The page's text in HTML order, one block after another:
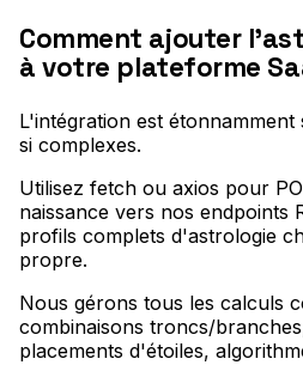
Comment ajouter
à votre plateforme
L'intégration est
si complexes.
Utilisez fetch ou axios pour
naissance vers nos endpoints
profils complets d'astrologie
propre.
Nous gérons tous les calculs
combinaisons troncs/
placements d'étoiles,